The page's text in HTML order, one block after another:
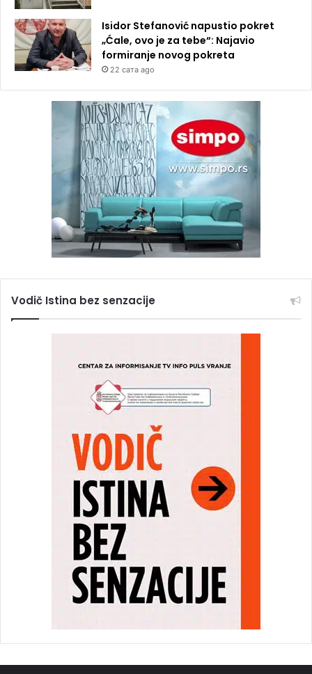
Isidor Stefanović napustio pokret
„Ćale, ovo je za tebe“: Najavio
formiranje novog pokreta
22 сата ago
Vodič Istina bez senzacije